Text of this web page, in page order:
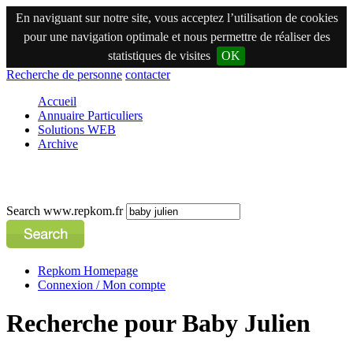
En naviguant sur notre site, vous acceptez l’utilisation de cookies
pour une navigation optimale et nous permettre de réaliser des
statistiques de visites
OK
Recherche de personne contacter
Accueil
Annuaire Particuliers
Solutions WEB
Archive
Search www.repkom.fr
Repkom Homepage
Connexion / Mon compte
Recherche pour Baby Julien